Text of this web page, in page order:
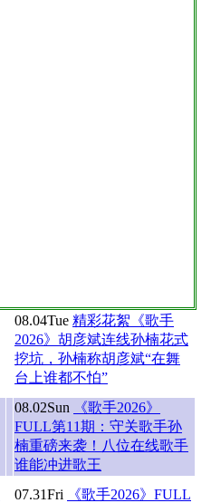
08.04Tue 精彩花絮《歌手
2026》胡彦斌连线孙楠花式
挖坑，孙楠称胡彦斌“在舞
台上谁都不怕”
08.02Sun
《歌手2026》
FULL第11期：守关歌手孙
楠重磅来袭！八位在线歌手
谁能冲进歌王
07.31Fri
《歌手2026》FULL